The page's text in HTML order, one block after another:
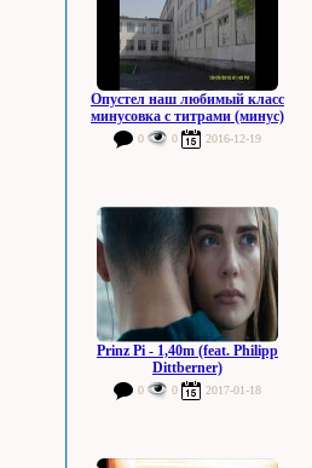
Опустел наш любимый класс
минусовка с титрами (минус)
0 0 2016-12-19
Prinz Pi - 1,40m (feat. Philipp
Dittberner)
0 0 2017-01-18